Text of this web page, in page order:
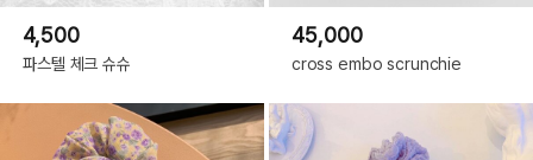
4,500
파스텔 체크 슈슈
45,000
cross embo scrunchie